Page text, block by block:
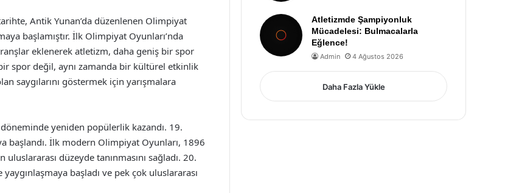
Antik Yunan’da düzenlenen Olimpiyat
başlamıştır. İlk Olimpiyat Oyunları’nda
eklenerek atletizm, daha geniş bir spor
spor değil, aynı zamanda bir kültürel etkinlik
saygılarını göstermek için yarışmalara
yeniden popülerlik kazandı. 19.
başlandı. İlk modern Olimpiyat Oyunları, 1896
düzeyde tanınmasını sağladı. 20.
başladı ve pek çok uluslararası
Atletizmde Şampiyonluk
Mücadelesi: Bulmacalarla
Eğlence!
Admin 4 Ağustos 2026
Daha Fazla Yükle